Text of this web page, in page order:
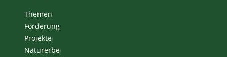
Themen
Förderung
Projekte
Naturerbe